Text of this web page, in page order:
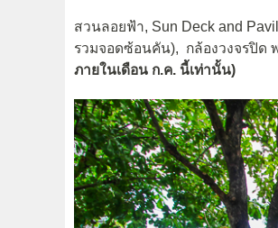
สวนลอยฟ้า, Sun Deck and
รวมจอดซ้อนคัน), กล้องวงจรปิด
ภายในเดือน ก.ค. นี้เท่านั้น)